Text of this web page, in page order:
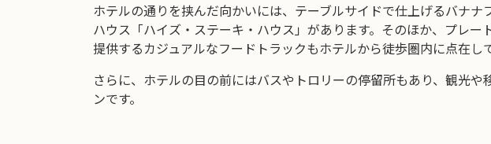
ホテルの通りを挟んだ向かいには、テーブルサイドで仕上げるバナナ
ハウス「ハイズ・ステーキ・ハウス」があります。そのほか、プレー
提供するカジュアルなフードトラックもホテルから徒歩圏内に点在し
さらに、ホテルの目の前にはバスやトロリーの停留所もあり、観光や
ンです。